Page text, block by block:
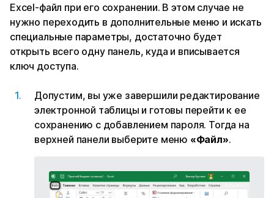
Excel-файл при его сохранении. В этом случае не
нужно переходить в дополнительные меню и искать
специальные параметры, достаточно будет
открыть всего одну панель, куда и вписывается
ключ доступа.
Допустим, вы уже завершили редактирование
электронной таблицы и готовы перейти к ее
сохранению с добавлением пароля. Тогда на
верхней панели выберите меню «Файл».